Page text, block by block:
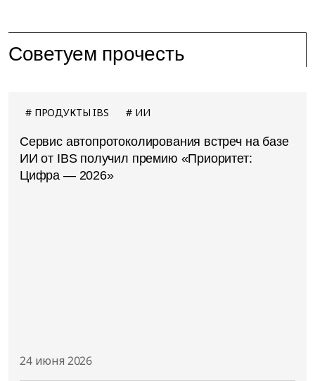
Советуем прочесть
ПРОДУКТЫ IBS ИИ
Сервис автопротоколирования встреч на базе
ИИ от IBS получил премию «Приоритет:
Цифра — 2026»
24 июня 2026